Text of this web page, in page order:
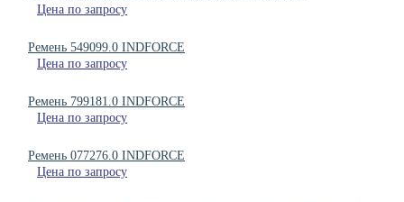
Цена по запросу
Ремень 549099.0 INDFORCE
Цена по запросу
Ремень 799181.0 INDFORCE
Цена по запросу
Ремень 077276.0 INDFORCE
Цена по запросу